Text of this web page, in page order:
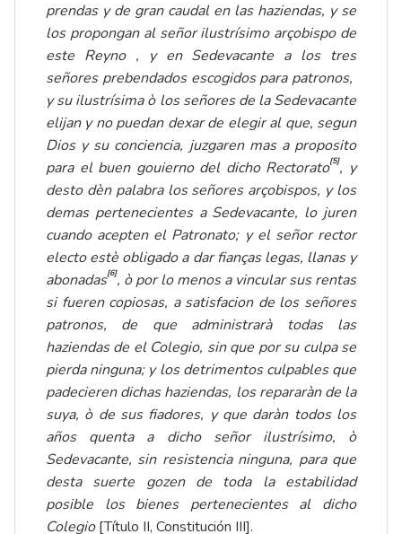
prendas y de gran caudal en las haziendas, y se
los propongan al señor ilustrísimo arçobispo de
este Reyno , y en Sedevacante a los tres
señores prebendados escogidos para patronos,
y su ilustrísima ò los señores de la Sedevacante
elijan y no puedan dexar de elegir al que, segun
Dios y su conciencia, juzgaren mas a proposito
para el buen gouierno del dicho Rectorato[5], y
desto dèn palabra los señores arçobispos, y los
demas pertenecientes a Sedevacante, lo juren
cuando acepten el Patronato; y el señor rector
electo estè obligado a dar fianças legas, llanas y
abonadas[6], ò por lo menos a vincular sus rentas
si fueren copiosas, a satisfacion de los señores
patronos, de que administrarà todas las
haziendas de el Colegio, sin que por su culpa se
pierda ninguna; y los detrimentos culpables que
padecieren dichas haziendas, los repararàn de la
suya, ò de sus fiadores, y que daràn todos los
años quenta a dicho señor ilustrísimo, ò
Sedevacante, sin resistencia ninguna, para que
desta suerte gozen de toda la estabilidad
posible los bienes pertenecientes al dicho
Colegio[Título II, Constitución III].